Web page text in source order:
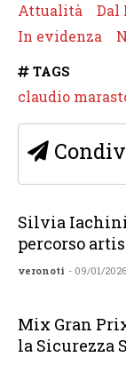
Attualità Dal
In evidenza
TAGS
claudio
Silvia
percorso
veronoti - 09/01/2026
Mix Gran
la Sicurezza